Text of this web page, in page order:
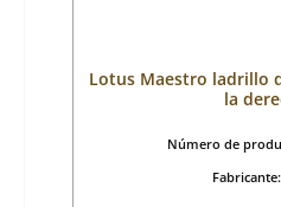
Lotus Maestro ladrillo
la
Número de
Fabricante: